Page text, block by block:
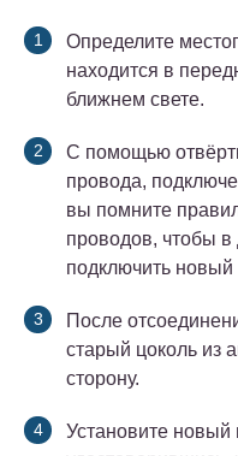
Определите
находится в
ближнем свете.
С помощью
провода,
вы помните
проводов, чтобы
подключить новый
После
старый цоколь из
сторону.
Установите новый